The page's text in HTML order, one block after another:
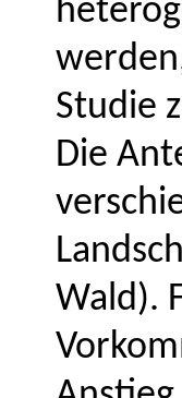
Studie
Die
Wald).